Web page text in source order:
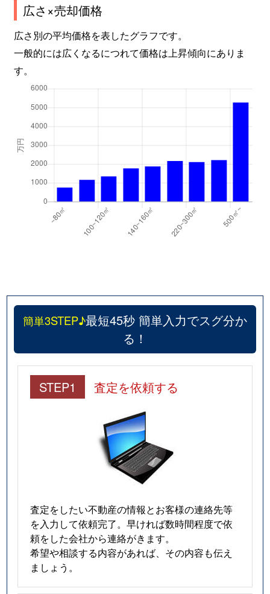
広さ×売却価格
広さ別の平均価格を表したグラフです。
一般的には広くなるにつれて価格は上昇傾向にありま
す。
簡単3STEP♪最短45秒 簡単入力でスグ分か
る！
STEP1 査定を依頼する
査定をしたい不動産の情報とお客様の連絡先等
を入力して依頼完了。早ければ数時間程度で依
頼をした会社から連絡がきます。
希望や相談する内容があれば、その内容も伝え
ましょう。